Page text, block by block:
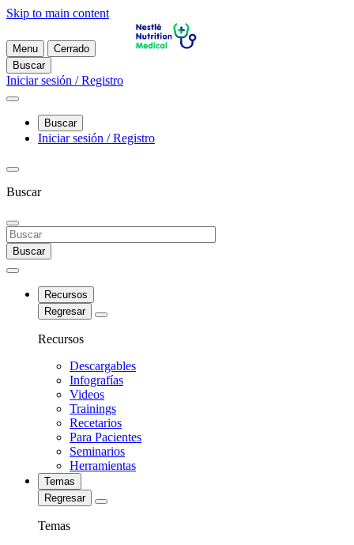
Skip to main content
Menu
Cerrado
Buscar
Iniciar sesión / Registro
Buscar
Iniciar sesión / Registro
Buscar
Buscar
Recursos
Regresar
Recursos
Descargables
Infografías
Videos
Trainings
Recetarios
Para Pacientes
Seminarios
Herramientas
Temas
Regresar
Temas